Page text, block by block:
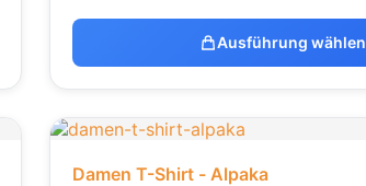
Ausführung wählen
Damen T-Shirt - Alpaka